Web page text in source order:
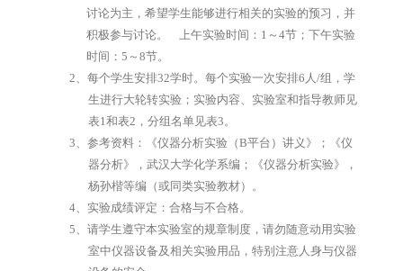
讨论为主，希望学生能够进行相关的实验的预习，并
积极参与讨论。
上午实验时间： 1 ～4节；下午实验
时间：5 ～8节。
2、每个学生安排32学时。每个实验一次安排6 人/组，学
生进行大轮转实验；实验内容、实验室和指导教师见
表1和表2 ，分组名单见表3。
3、参考资料：《仪器分析实验（B平台）讲义》；《仪
器分析》，武汉大学化学系编；《仪器分析实验》，
杨孙楷等编（或同类实验教材）。
4、实验成绩评定：合格与不合格。
5、请学生遵守本实验室的规章制度，请勿随意动用实验
室中仪器设备及相关实验用品，特别注意人身与仪器